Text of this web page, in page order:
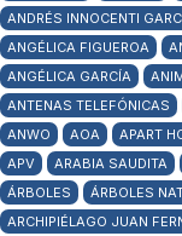
ANDRÉS INNOCENTI
ANGÉLICA FIGUEROA
ANGÉLICA GARCÍA
ANTENAS TELEFÓNICAS
ANWO
AOA APART
APV
ARABIA SAUDITA
ÁRBOLES
ÁRBOLES
ARCHIPIÉLAGO JUAN